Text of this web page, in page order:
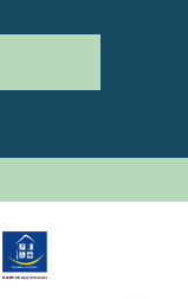
Beschreibung